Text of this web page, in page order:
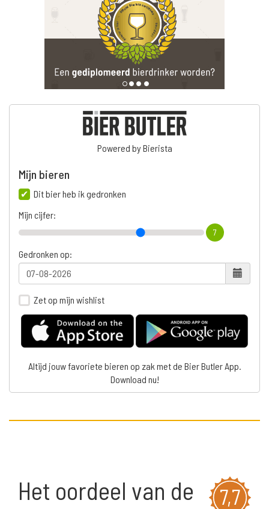
Powered by Bierista
Mijn bieren
Dit bier heb ik gedronken
Mijn cijfer:
7
Gedronken op:
Zet op mijn wishlist
Altijd jouw favoriete bieren op zak met de Bier Butler App.
Download nu!
7,7
Het oordeel van de